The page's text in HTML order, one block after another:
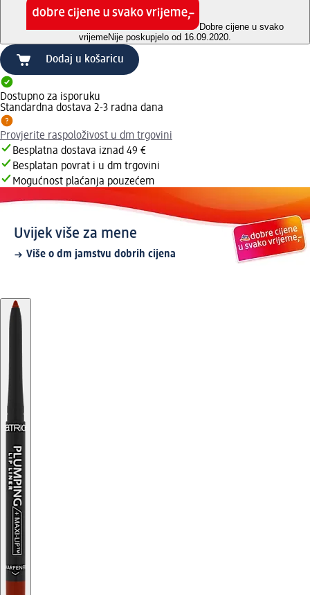
Dobre cijene u svako
vrijemeNije poskupjelo od 16.09.2020.
Dodaj u košaricu
Dostupno za isporuku
Standardna dostava 2-3 radna dana
Provjerite raspoloživost u dm trgovini
Besplatna dostava iznad 49 €
Besplatan povrat i u dm trgovini
Mogućnost plaćanja pouzećem
Uvijek više za mene
Više o dm jamstvu dobrih cijena